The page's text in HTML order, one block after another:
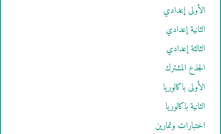
الأولى إعدادي
الثانية إعدادي
الثالثة إعدادي
الجذع المشترك
الأولى باكالوريا
الثانية باكالوريا
اختبارات وتمارين